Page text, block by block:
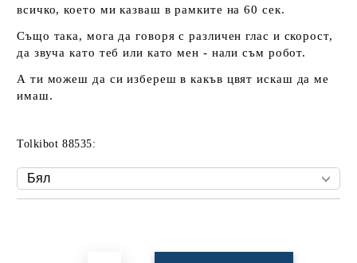
всичко, което ми казваш в рамките на 60 сек.
Също така, мога да говоря с различен глас и скорост,
да звуча като теб или като мен - нали съм робот.
А ти можеш да си избереш в какъв цвят искаш да ме
имаш.
Tolkibot 88535: